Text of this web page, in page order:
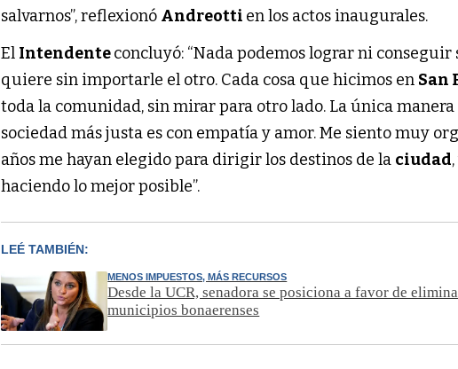
salvarnos”, reflexionó Andreotti en los actos inaugurales.
El Intendenteconcluyó: “Nada podemos lograr ni conseguir
quiere sin importarle el otro. Cada cosa que hicimos en San
toda la comunidad, sin mirar para otro lado. La única
sociedad más justa es con empatía y amor. Me siento muy
años me hayan elegido para dirigir los destinos de la ciudad
haciendo lo mejor posible”.
LEÉ TAMBIÉN:
MENOS IMPUESTOS, MÁS RECURSOS
Desde la UCR, senadora se posiciona a favor de
municipios bonaerenses